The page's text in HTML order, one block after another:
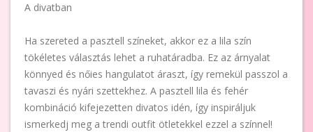
A divatban
Ha szereted a pasztell színeket, akkor ez a lila szín
tökéletes választás lehet a ruhatáradba. Ez az árnyalat
könnyed és nőies hangulatot áraszt, így remekül passzol a
tavaszi és nyári szettekhez. A pasztell lila és fehér
kombináció kifejezetten divatos idén, így inspiráljuk
ismerkedj meg a trendi outfit ötletekkel ezzel a színnel!